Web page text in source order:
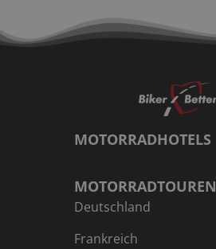
MOTORRADHOTELS
MOTORRADTOUREN
Deutschland
Frankreich